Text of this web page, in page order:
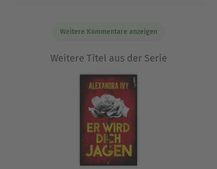
Weitere Kommentare anzeigen
Weitere Titel aus der Serie